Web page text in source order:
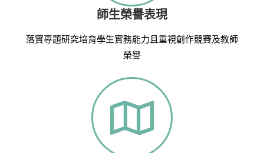
師生榮譽表現
落實專題研究培育學生實務能力且重視創作競賽及教師
榮譽